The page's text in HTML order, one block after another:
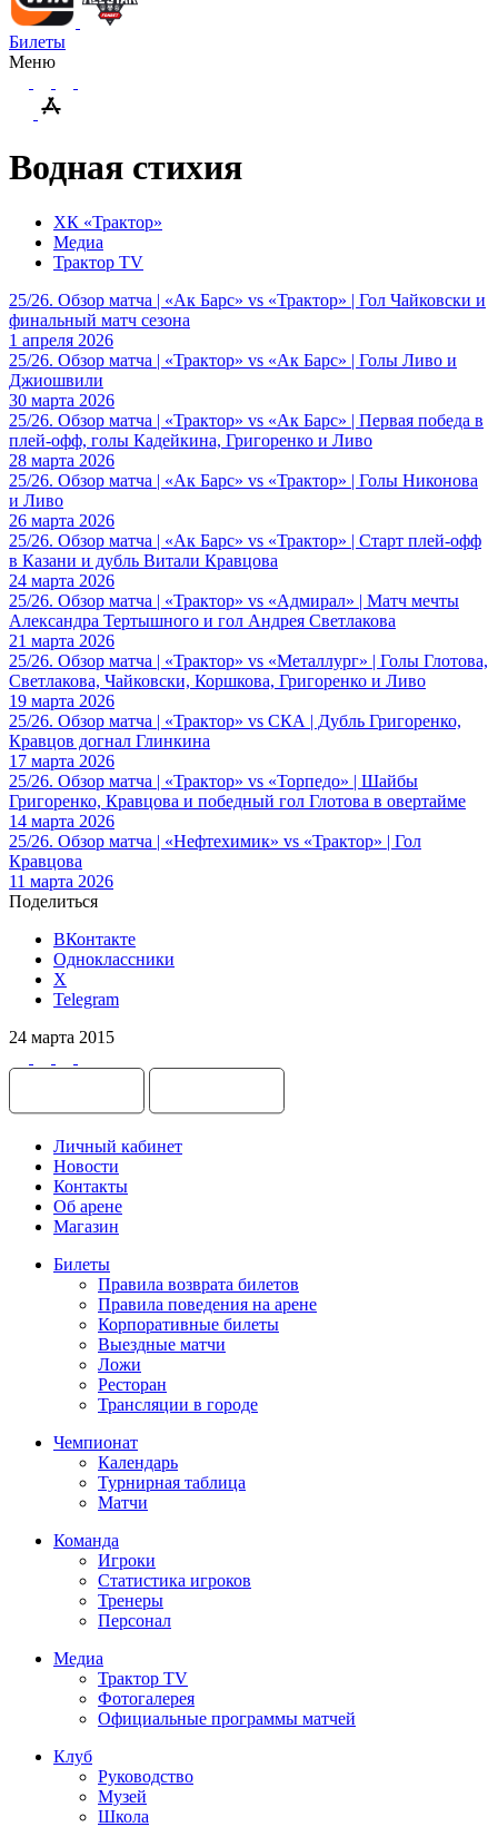
Билеты
Меню
Водная стихия
ХК «Трактор»
Медиа
Трактор TV
25/26. Обзор матча | «Ак Барс» vs «Трактор» | Гол Чайковски и
финальный матч сезона
1 апреля 2026
25/26. Обзор матча | «Трактор» vs «Ак Барс» | Голы Ливо и
Джиошвили
30 марта 2026
25/26. Обзор матча | «Трактор» vs «Ак Барс» | Первая победа в
плей-офф, голы Кадейкина, Григоренко и Ливо
28 марта 2026
25/26. Обзор матча | «Ак Барс» vs «Трактор» | Голы Никонова
и Ливо
26 марта 2026
25/26. Обзор матча | «Ак Барс» vs «Трактор» | Старт плей-офф
в Казани и дубль Витали Кравцова
24 марта 2026
25/26. Обзор матча | «Трактор» vs «Адмирал» | Матч мечты
Александра Тертышного и гол Андрея Светлакова
21 марта 2026
25/26. Обзор матча | «Трактор» vs «Металлург» | Голы Глотова,
Светлакова, Чайковски, Коршкова, Григоренко и Ливо
19 марта 2026
25/26. Обзор матча | «Трактор» vs СКА | Дубль Григоренко,
Кравцов догнал Глинкина
17 марта 2026
25/26. Обзор матча | «Трактор» vs «Торпедо» | Шайбы
Григоренко, Кравцова и победный гол Глотова в овертайме
14 марта 2026
25/26. Обзор матча | «Нефтехимик» vs «Трактор» | Гол
Кравцова
11 марта 2026
Поделиться
ВКонтакте
Одноклассники
X
Telegram
24 марта 2015
Личный кабинет
Новости
Контакты
Об арене
Магазин
Билеты
Правила возврата билетов
Правила поведения на арене
Корпоративные билеты
Выездные матчи
Ложи
Ресторан
Трансляции в городе
Чемпионат
Календарь
Турнирная таблица
Матчи
Команда
Игроки
Статистика игроков
Тренеры
Персонал
Медиа
Трактор TV
Фотогалерея
Официальные программы матчей
Клуб
Руководство
Музей
Школа